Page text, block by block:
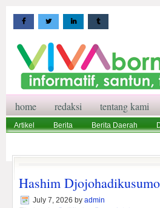
home redaksi tentang kami
Artikel Berita Berita Daerah
Hashim
July 7, 2026 by admin